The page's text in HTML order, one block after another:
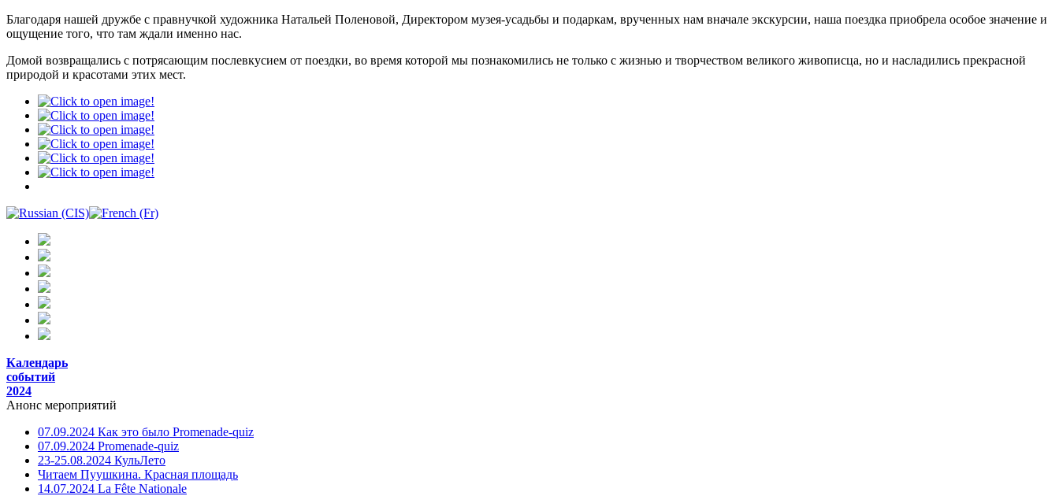
Благодаря нашей дружбе с правнучкой художника Натальей Поленовой, Директором музея-усадьбы и подаркам, врученных нам вначале экскурсии, наша поездка приобрела особое значение и
ощущение того, что там ждали именно нас.
Домой возвращались с потрясающим послевкусием от поездки, во время которой мы познакомились не только с жизнью и творчеством великого живописца, но и насладились прекрасной
природой и красотами этих мест.
Календарь
событий
2024
Анонс мероприятий
07.09.2024 Как это было Promenade-quiz
07.09.2024 Promenade-quiz
23-25.08.2024 КульЛето
Читаем Пуушкина. Красная площадь
14.07.2024 La Fête Nationale